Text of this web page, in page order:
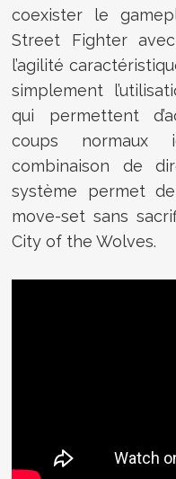
coexister le
Street Fighter
l’agilité
simplement
qui permettent
coups normaux
combinaison de
système permet
move-set sans
City of the Wolves.